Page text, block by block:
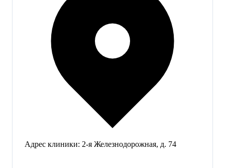
Адрес клиники: 2-я Железнодорожная, д. 74